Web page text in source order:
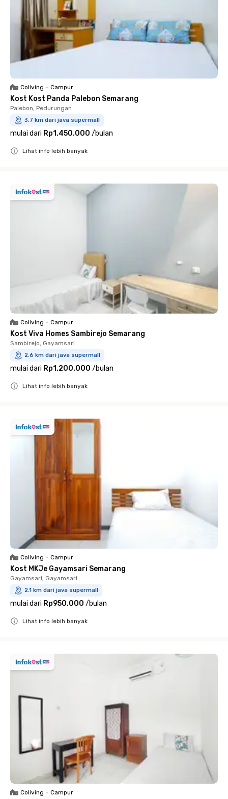
Coliving • Campur
Kost Kost Panda Palebon Semarang
Palebon, Pedurungan
3.7 km dari java supermall
mulai dari Rp1.450.000 /bulan
Lihat info lebih banyak
Coliving • Campur
Kost Viva Homes Sambirejo Semarang
Sambirejo, Gayamsari
2.6 km dari java supermall
mulai dari Rp1.200.000 /bulan
Lihat info lebih banyak
Coliving • Campur
Kost MKJe Gayamsari Semarang
Gayamsari, Gayamsari
2.1 km dari java supermall
mulai dari Rp950.000 /bulan
Lihat info lebih banyak
Coliving • Campur